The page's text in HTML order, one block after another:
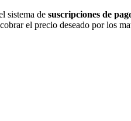
sistema de suscripciones de
el precio deseado por los